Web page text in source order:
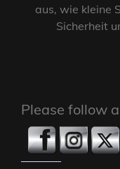
aus, wie kleine
Sicherheit
Please follow